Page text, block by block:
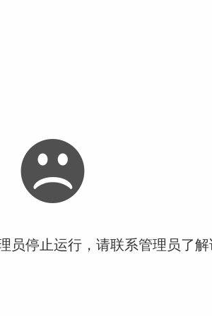
员停止运行，请联系管理员了